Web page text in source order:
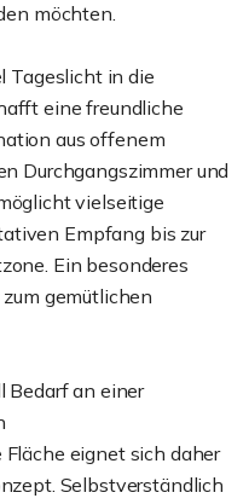
möchten.
Tageslicht in die
eine freundliche
aus offenem
Durchgangszimmer und
vielseitige
Empfang bis zur
Ein besonderes
gemütlichen
Bedarf an einer
eignet sich daher
Selbstverständlich